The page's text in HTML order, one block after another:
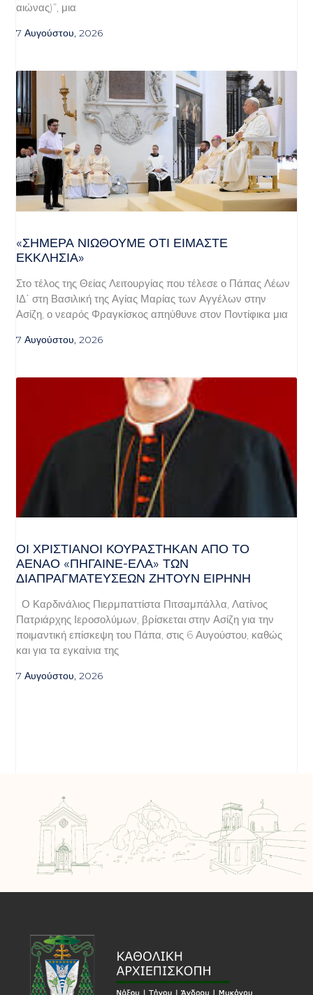
αιώνας)”, μια
7 Αυγούστου, 2026
«ΣΉΜΕΡΑ ΝΙΏΘΟΥΜΕ ΌΤΙ ΕΊΜΑΣΤΕ
ΕΚΚΛΗΣΊΑ»
Στο τέλος της Θείας Λειτουργίας που τέλεσε ο Πάπας Λέων
ΙΔ΄ στη Βασιλική της Αγίας Μαρίας των Αγγέλων στην
Ασίζη, ο νεαρός Φραγκίσκος απηύθυνε στον Ποντίφικα μια
7 Αυγούστου, 2026
ΟΙ ΧΡΙΣΤΙΑΝΟΊ ΚΟΥΡΆΣΤΗΚΑΝ ΑΠΌ ΤΟ
ΑΈΝΑΟ «ΠΉΓΑΙΝΕ-ΈΛΑ» ΤΩΝ
ΔΙΑΠΡΑΓΜΑΤΕΎΣΕΩΝ ΖΗΤΟΎΝ ΕΙΡΉΝΗ
Ο Καρδινάλιος Πιερμπαττίστα Πιτσαμπάλλα, Λατίνος
Πατριάρχης Ιεροσολύμων, βρίσκεται στην Ασίζη για την
ποιμαντική επίσκεψη του Πάπα, στις 6 Αυγούστου, καθώς
και για τα εγκαίνια της
7 Αυγούστου, 2026